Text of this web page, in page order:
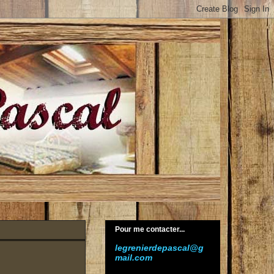
Pour me contacter...
legrenierdepascal@g
mail.com